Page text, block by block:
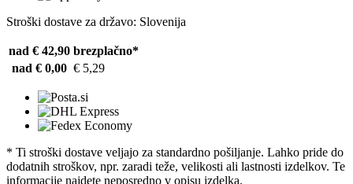
Stroški dostave za državo: Slovenija
nad € 42,90 brezplačno*
nad € 0,00 € 5,29
* Ti stroški dostave veljajo za standardno pošiljanje. Lahko pride do
dodatnih stroškov, npr. zaradi teže, velikosti ali lastnosti izdelkov. Te
informacije najdete neposredno v opisu izdelka.